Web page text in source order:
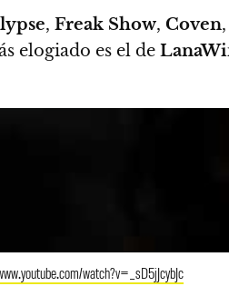
, Freak Show, Coven,
elogiado es el de
watch?v=_sD5jJcybJc